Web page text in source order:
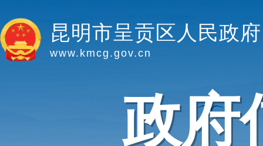
昆明市呈贡区人民政府
www.kmcg.gov.cn
政府